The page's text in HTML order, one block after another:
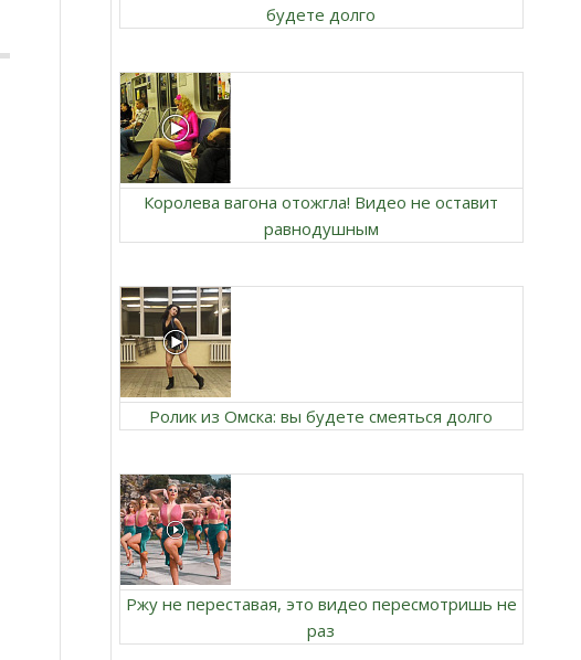
будете долго
Королева вагона отожгла! Видео не оставит
равнодушным
Ролик из Омска: вы будете смеяться долго
Ржу не переставая, это видео пересмотришь не
раз